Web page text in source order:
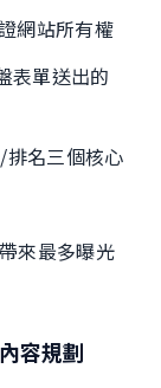
網站所有權
表單送出的
排名三個核心
來最多曝光
容規劃